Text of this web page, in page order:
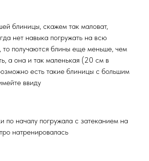
блиницы, скажем так маловат,
нет навыка погружать на всю
то получаются блины еще меньше, чем
а она и так маленькая (20 см в
есть такие блиницы с большим
ввиду
по началу погружала с затеканием на
натренировалась